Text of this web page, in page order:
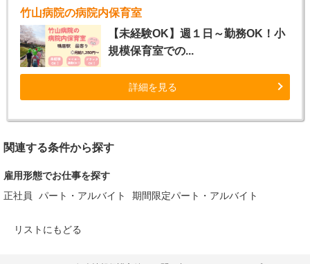
竹山病院の病院内保育室
【未経験OK】週１日～勤務OK！小
規模保育室での...
詳細を見る
関連する条件から探す
雇用形態でお仕事を探す
正社員
パート・アルバイト 期間限定パート・アルバイト
リストにもどる